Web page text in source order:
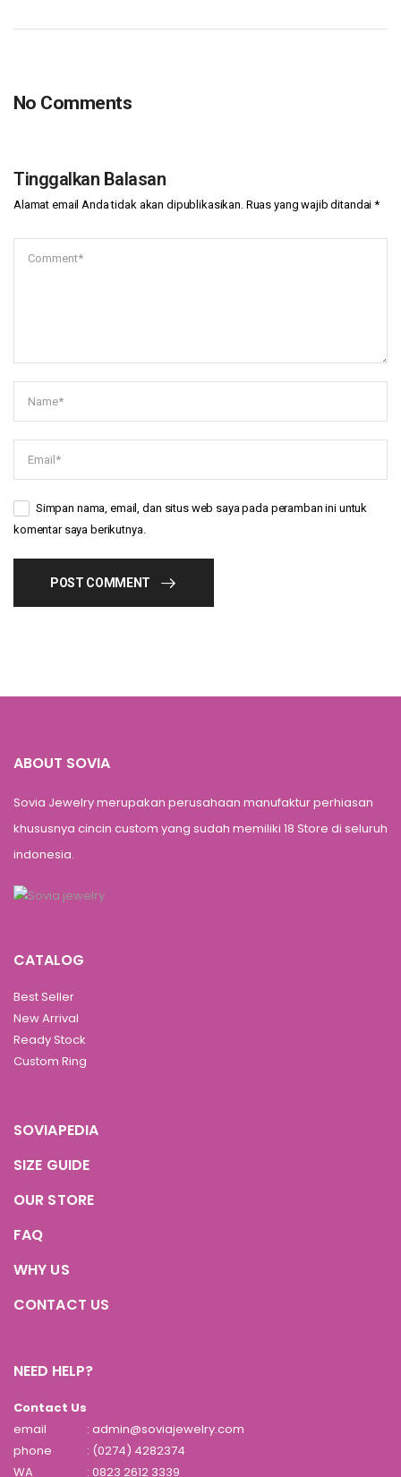
No Comments
Tinggalkan Balasan
Alamat email Anda tidak akan dipublikasikan. Ruas yang wajib ditandai*
Simpan nama, email, dan situs web saya pada peramban ini untuk
komentar saya berikutnya.
POST COMMENT
ABOUT SOVIA
Sovia Jewelry merupakan perusahaan manufaktur perhiasan
khususnya cincin custom yang sudah memiliki 18 Store di seluruh
indonesia.
CATALOG
Best Seller
New Arrival
Ready Stock
Custom Ring
SOVIAPEDIA
SIZE GUIDE
OUR STORE
FAQ
WHY US
CONTACT US
NEED HELP?
Contact Us
email
: admin@soviajewelry.com
phone
: (0274) 4282374
WA
: 0823 2612 3339